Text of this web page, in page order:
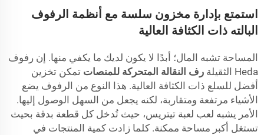
استمتع بإدارة مخزون سلسة مع أنظمة الرفوف
البالته ذات الكثافة العالية
المساحة تشبه المال؛ أبدًا لا يكون لديك ما يكفي منها. إن رفوف
Heda الثقيلة
رف النقالة المتحركة للمنصات تمكن تخزين
أفضل للسلع ذات الكثافة العالية. هذا النوع من الرفوف يضع
الأشياء مرتفعة ومتقاربة، لكنه يجعل من السهل الوصول إليها.
الأمر يشبه لعب لعبة تيتريس، حيث تُدخل كل قطعة بدقة بحيث
تستغل أكبر مساحة ممكنة. كلما زادت كمية المنتجات في